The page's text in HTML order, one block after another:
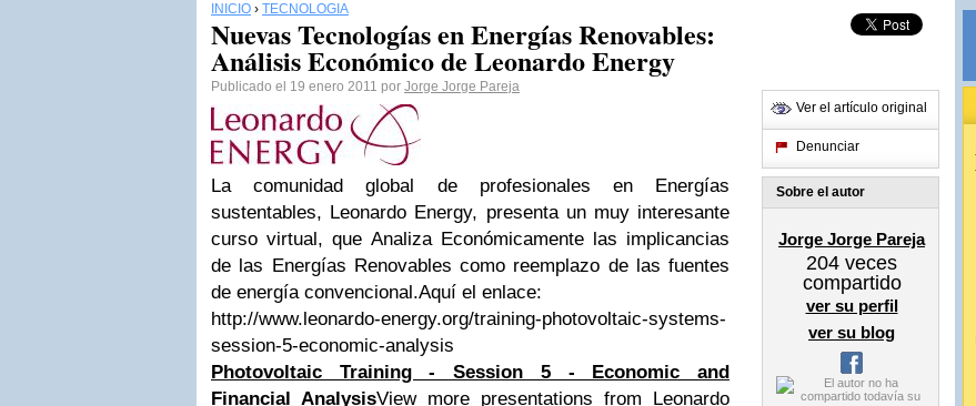
INICIO › TECNOLOGÍA
Nuevas Tecnologías en Energías Renovables:
Análisis Económico de Leonardo Energy
Publicado el 19 enero 2011 por Jorge Jorge Pareja
La comunidad global de profesionales en Energías
sustentables, Leonardo Energy, presenta un muy interesante
curso virtual, que Analiza Económicamente las implicancias
de las Energías Renovables como reemplazo de las fuentes
de energía convencional.Aquí el enlace:
http://www.leonardo-energy.org/training-photovoltaic-systems-
session-5-economic-analysis
Photovoltaic Training - Session 5 - Economic and
Financial AnalysisView more presentations from Leonardo
Ver el artículo original
Denunciar
Sobre el autor
Jorge Jorge Pareja
204 veces
compartido
ver su perfil
ver su blog